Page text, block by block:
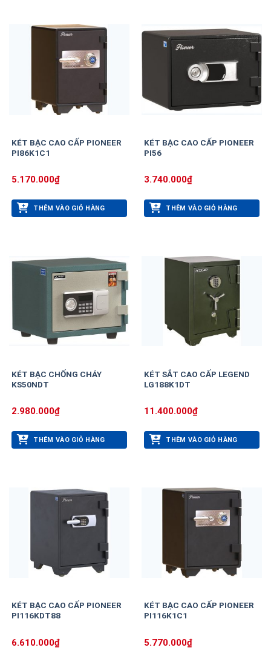
KÉT BẠC CAO CẤP PIONEER
PI86K1C1
5.170.000₫
THÊM VÀO GIỎ HÀNG
KÉT BẠC CAO CẤP PIONEER
PI56
3.740.000₫
THÊM VÀO GIỎ HÀNG
KÉT BẠC CHỐNG CHÁY
KS50NDT
2.980.000₫
THÊM VÀO GIỎ HÀNG
KÉT SẮT CAO CẤP LEGEND
LG188K1DT
11.400.000₫
THÊM VÀO GIỎ HÀNG
KÉT BẠC CAO CẤP PIONEER
PI116KDT88
6.610.000₫
KÉT BẠC CAO CẤP PIONEER
PI116K1C1
5.770.000₫